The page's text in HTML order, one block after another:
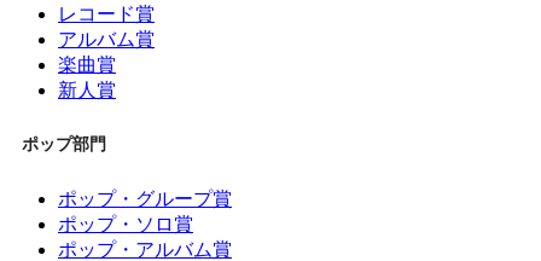
レコード賞
アルバム賞
楽曲賞
新人賞
ポップ部門
ポップ・グループ賞
ポップ・ソロ賞
ポップ・アルバム賞